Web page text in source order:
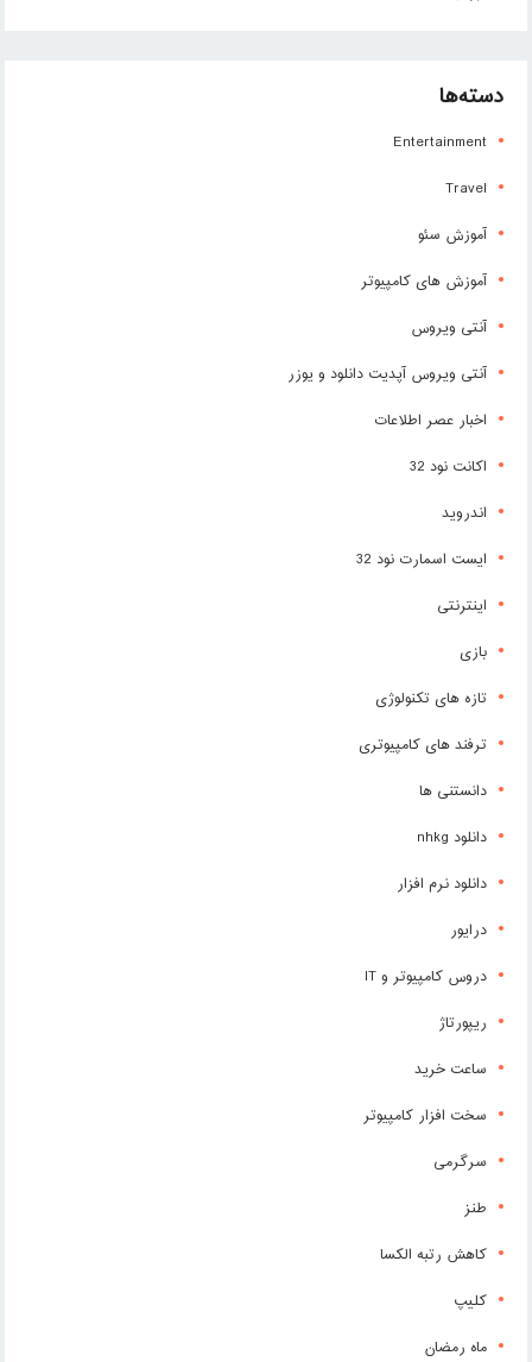
دسته‌ها
Entertainment
Travel
آموزش سئو
آموزش های کامپیوتر
آنتی ویروس
آنتی ویروس آپدیت دانلود و یوزر
اخبار عصر اطلاعات
اکانت نود 32
اندروید
ایست اسمارت نود 32
اینترنتی
بازی
تازه های تکنولوژی
ترفند های کامپیوتری
دانستنی ها
دانلود nhkg
دانلود نرم افزار
درایور
دروس کامپیوتر و IT
ریپورتاژ
ساعت خرید
سخت افزار کامپیوتر
سرگرمی
طنز
کاهش رتبه الکسا
کلیپ
ماه رمضان